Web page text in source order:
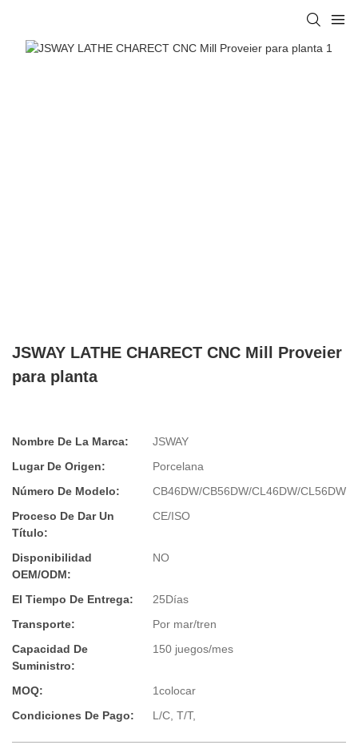
JSWAY LATHE CHARECT CNC Mill Proveier
para planta
Nombre De La Marca:
JSWAY
Lugar De Origen:
Porcelana
Número De Modelo:
CB46DW/CB56DW/CL46DW/CL56DW
Proceso De Dar Un
Título:
CE/ISO
Disponibilidad
OEM/ODM:
NO
El Tiempo De Entrega:
25Días
Transporte:
Por mar/tren
Capacidad De
Suministro:
150 juegos/mes
MOQ:
1colocar
Condiciones De Pago:
L/C, T/T,